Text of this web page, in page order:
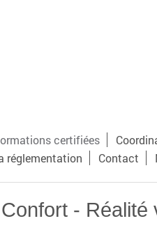
certifiées
réglementation Contact
- Réalité